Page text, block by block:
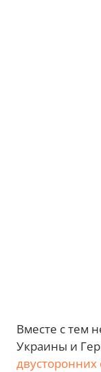
Вместе с тем
Украины и